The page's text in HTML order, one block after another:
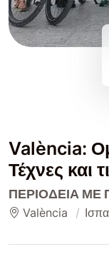
València:
Τέχνες και
ΠΕΡΙΟΔΕΊΑ
València